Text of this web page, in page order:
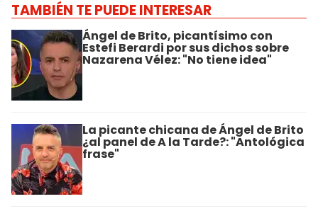
TAMBIÉN TE PUEDE INTERESAR
Ángel de Brito, picantísimo con
Estefi Berardi por sus dichos sobre
Nazarena Vélez: "No tiene idea"
La picante chicana de Ángel de Brito
¿al panel de A la Tarde?: "Antológica
frase"